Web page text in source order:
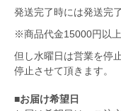
発送完了時には発送完
※商品代金15000円以
但し水曜日は営業を停
停止させて頂きます。
■お届け希望日